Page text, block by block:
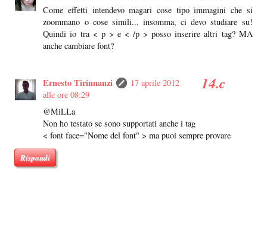
Come effetti intendevo magari cose tipo immagini che si
zoommano o cose simili... insomma, ci devo studiare su!
Quindi io tra < p > e < /p > posso inserire altri tag? MA
anche cambiare font?
Ernesto Tirinnanzi
17 aprile 2012
alle ore 08:29
@MiLLa
Non ho testato se sono supportati anche i tag
< font face="Nome del font" > ma puoi sempre provare
Rispondi